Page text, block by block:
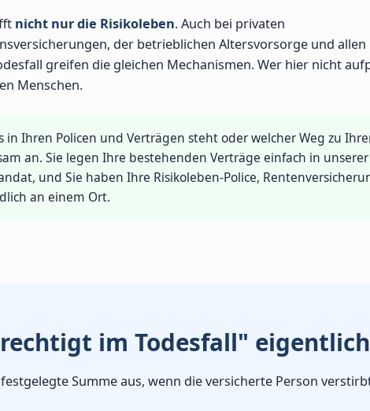
nicht nur die Risikoleben. Auch bei privaten
der betrieblichen Altersvorsorge und allen
greifen die gleichen Mechanismen. Wer hier nicht
Menschen.
in Ihren Policen und Verträgen steht oder welcher Weg zu
an. Sie legen Ihre bestehenden Verträge einfach in unserer
und Sie haben Ihre Risikoleben-Police,
an einem Ort.
im Todesfall"
Summe aus, wenn die versicherte Person